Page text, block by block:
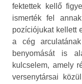
fektettek kellő
ismerték fel
pozíciójukat kellett
a cég
benyomását is
kulcselem, amely
versenytársai